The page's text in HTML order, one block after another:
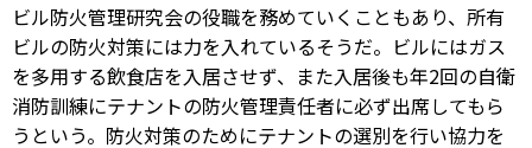
ビル防火管理研究会の役職を務めていくこともあり、所有
ビルの防火対策には力を入れているそうだ。ビルにはガス
を多用する飲食店を入居させず、また入居後も年2回の自衛
消防訓練にテナントの防火管理責任者に必ず出席してもら
うという。防火対策のためにテナントの選別を行い協力を